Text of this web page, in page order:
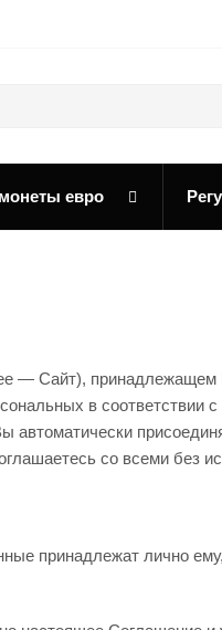
евро
— Сайт),
в
со всеми без
принадлежат лично